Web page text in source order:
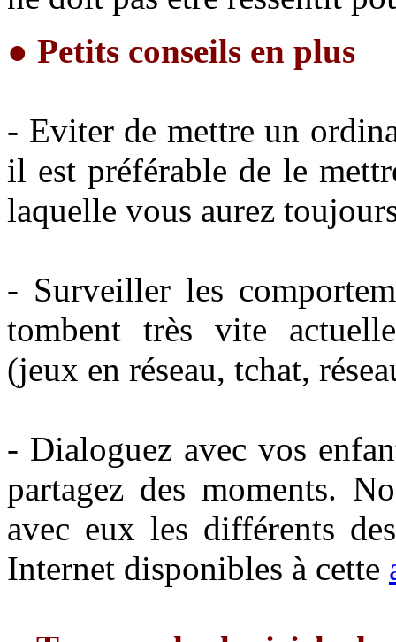
● Petits conseils en plus
- Eviter de mettre un
il est préférable de le
laquelle vous aurez
- Surveiller les
tombent très vite
(jeux en réseau, tchat,
- Dialoguez avec vos
partagez des moments.
avec eux les différents
Internet disponibles à cette